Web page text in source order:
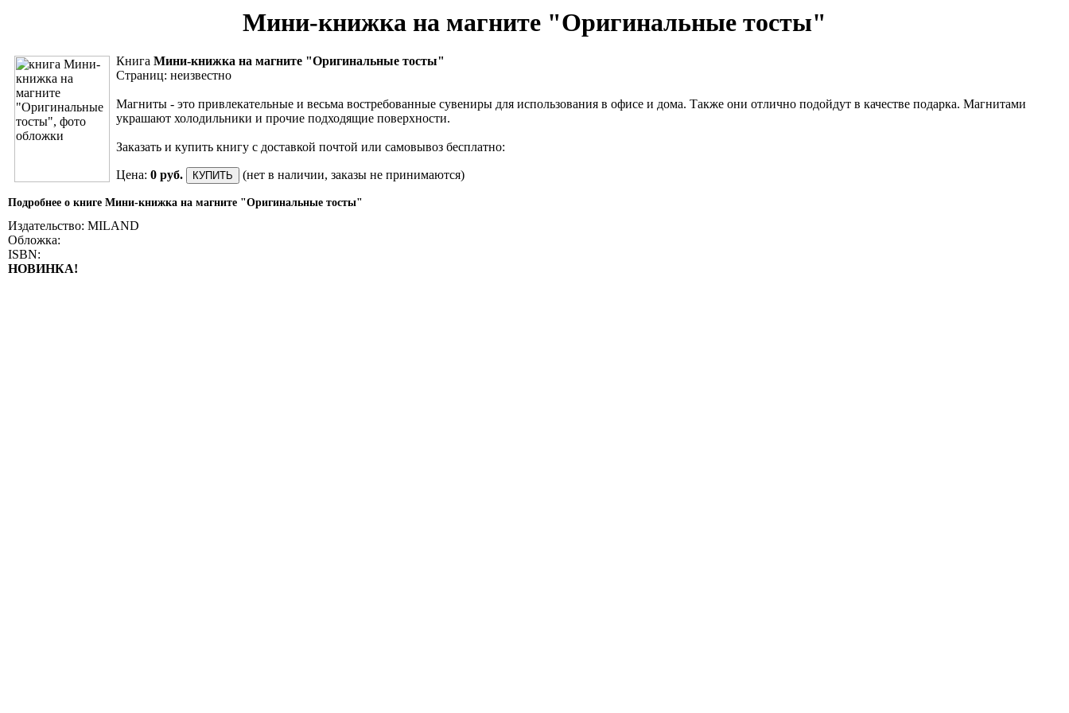
Мини-книжка на магните "Оригинальные тосты"
Книга Мини-книжка на магните "Оригинальные тосты"
Страниц: неизвестно
Магниты - это привлекательные и весьма востребованные сувениры для использования в офисе и дома. Также они отлично подойдут в качестве подарка. Магнитами
украшают холодильники и прочие подходящие поверхности.
Заказать и купить книгу с доставкой почтой или самовывоз бесплатно:
Цена: 0 руб. (нет в наличии, заказы не принимаются)
Подробнее о книге Мини-книжка на магните "Оригинальные тосты"
Издательство: MILAND
Обложка:
ISBN:
НОВИНКА!